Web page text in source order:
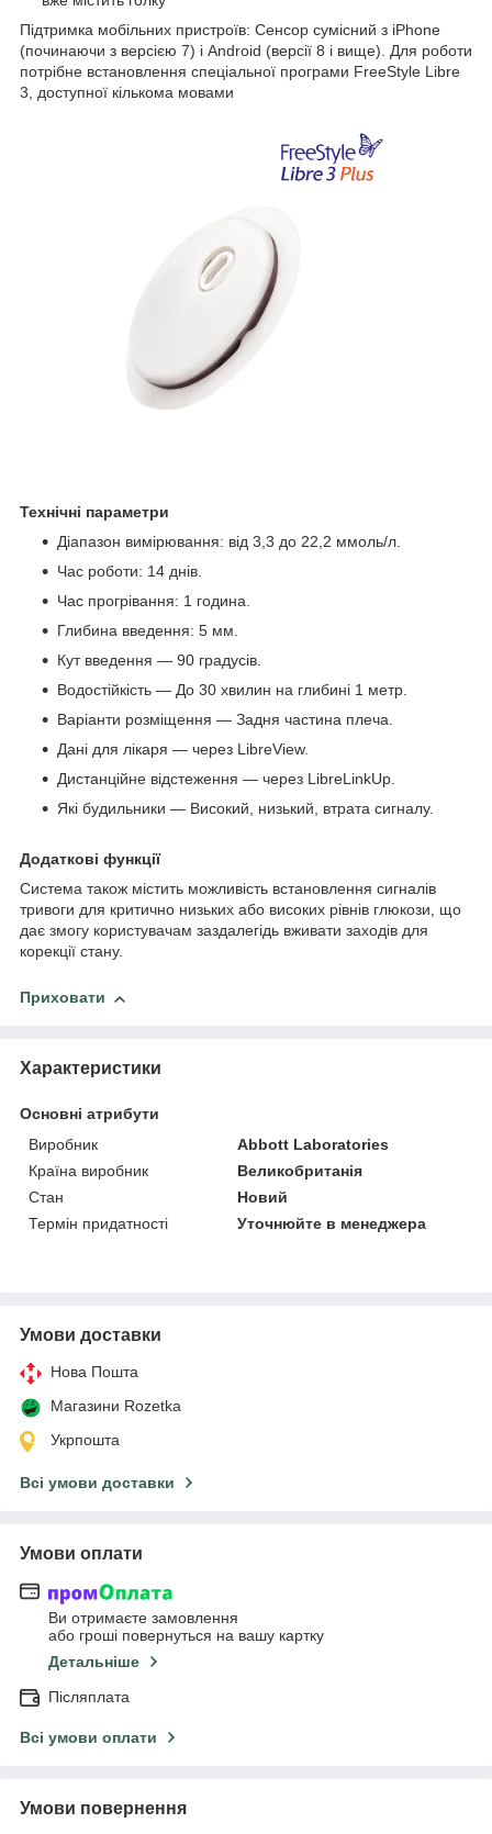
Підтримка мобільних пристроїв: Сенсор сумісний з iPhone
(починаючи з версією 7) і Android (версії 8 і вище). Для роботи
потрібне встановлення спеціальної програми FreeStyle Libre
3, доступної кількома мовами
Технічні параметри
Діапазон вимірювання: від 3,3 до 22,2 ммоль/л.
Час роботи: 14 днів.
Час прогрівання: 1 година.
Глибина введення: 5 мм.
Кут введення — 90 градусів.
Водостійкість — До 30 хвилин на глибині 1 метр.
Варіанти розміщення — Задня частина плеча.
Дані для лікаря — через LibreView.
Дистанційне відстеження — через LibreLinkUp.
Які будильники — Високий, низький, втрата сигналу.
Додаткові функції
Система також містить можливість встановлення сигналів
тривоги для критично низьких або високих рівнів глюкози, що
дає змогу користувачам заздалегідь вживати заходів для
корекції стану.
Приховати
Характеристики
Основні атрибути
Виробник
Abbott Laboratories
Країна виробник
Великобританія
Стан
Новий
Термін придатності
Уточнюйте в менеджера
Умови доставки
Нова Пошта
Магазини Rozetka
Укрпошта
Всі умови доставки
Умови оплати
Ви отримаєте замовлення
або гроші повернуться на вашу картку
Детальніше
Післяплата
Всі умови оплати
Умови повернення